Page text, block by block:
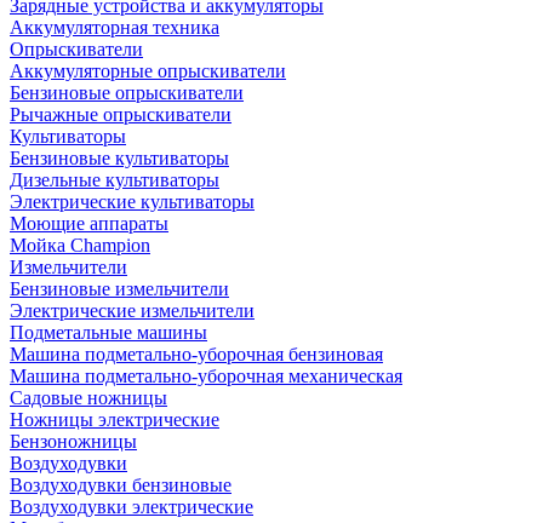
Зарядные устройства и аккумуляторы
Аккумуляторная техника
Опрыскиватели
Аккумуляторные опрыскиватели
Бензиновые опрыскиватели
Рычажные опрыскиватели
Культиваторы
Бензиновые культиваторы
Дизельные культиваторы
Электрические культиваторы
Моющие аппараты
Мойка Champion
Измельчители
Бензиновые измельчители
Электрические измельчители
Подметальные машины
Машина подметально-уборочная бензиновая
Машина подметально-уборочная механическая
Садовые ножницы
Ножницы электрические
Бензоножницы
Воздуходувки
Воздуходувки бензиновые
Воздуходувки электрические